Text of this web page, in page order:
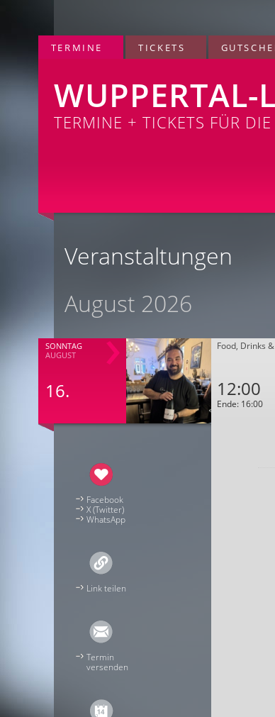
TERMINE TICKETS
WUPPERTAL-
TERMINE + TICKETS FÜR
Veranstaltungen
August 2026
SONNTAG
AUGUST
16.
Food, Drinks
12:00
Ende: 16:00
Facebook
X (Twitter)
WhatsApp
Link teilen
Termin
versenden